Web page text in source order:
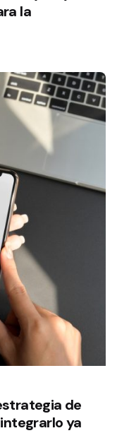
la
de
ya